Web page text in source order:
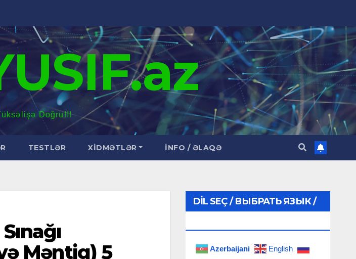
Doğru!!!
TESTLƏR XİDMƏTLƏR İNFO / ƏLAQƏ
Məntiq) 5
DIL SEÇ / ВЫБРАТЬ ЯЗЫК /
Azerbaijani
English